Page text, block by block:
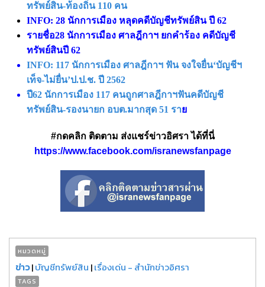
ทรัพย์สิน-ท้องถิ่น 110 คน
INFO: 28 นักการเมือง หลุดคดีบัญชีทรัพย์สิน ปี 62
รายชื่อ28 นักการเมือง ศาลฎีกาฯ ยกคำร้อง คดีบัญชี
ทรัพย์สินปี 62
INFO: 117 นักการเมือง ศาลฎีกาฯ ฟัน จงใจยื่น‘บัญชีฯ
เท็จ-ไม่ยื่น’ป.ป.ช. ปี 2562
ปี62 นักการเมือง 117 คนถูกศาลฎีกาฯฟันคดีบัญชี
ทรัพย์สิน-รองนายก อบต.มากสุด 51 ราย
#กดคลิก ติดตาม ส่งแชร์ข่าวอิศรา ได้ที่นี่
https://www.facebook.com/isranewsfanpage
หมวดหมู่
ข่าว|บัญชีทรัพย์สิน |เรื่องเด่น - สำนักข่าวอิศรา
TAGS